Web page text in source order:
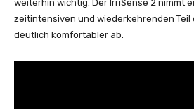
weiterhin wichtig. Der IrriSense 2 nimmt
zeitintensiven und wiederkehrenden
deutlich komfortabler ab.